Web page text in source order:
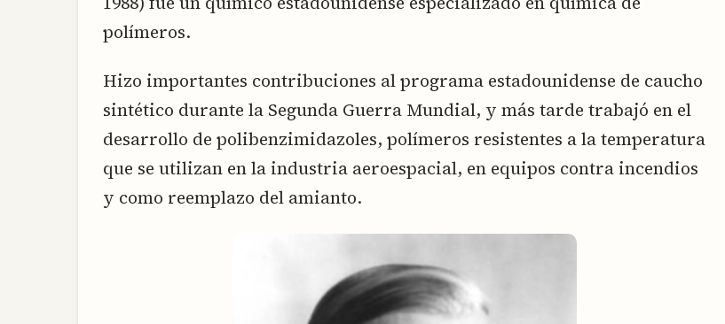
polímeros.
Hizo importantes contribuciones al programa estadounidense de caucho
sintético durante la Segunda Guerra Mundial, y más tarde trabajó en el
desarrollo de polibenzimidazoles, polímeros resistentes a la temperatura
que se utilizan en la industria aeroespacial, en equipos contra incendios
y como reemplazo del amianto.